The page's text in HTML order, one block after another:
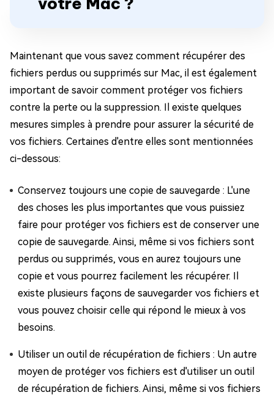
Maintenant que vous savez comment récupérer des
fichiers perdus ou supprimés sur Mac, il est également
important de savoir comment protéger vos fichiers
contre la perte ou la suppression. Il existe quelques
mesures simples à prendre pour assurer la sécurité de
vos fichiers. Certaines d'entre elles sont mentionnées
ci-dessous:
Conservez toujours une copie de sauvegarde : L'une
des choses les plus importantes que vous puissiez
faire pour protéger vos fichiers est de conserver une
copie de sauvegarde. Ainsi, même si vos fichiers sont
perdus ou supprimés, vous en aurez toujours une
copie et vous pourrez facilement les récupérer. Il
existe plusieurs façons de sauvegarder vos fichiers et
vous pouvez choisir celle qui répond le mieux à vos
besoins.
Utiliser un outil de récupération de fichiers : Un autre
moyen de protéger vos fichiers est d'utiliser un outil
de récupération de fichiers. Ainsi, même si vos fichiers